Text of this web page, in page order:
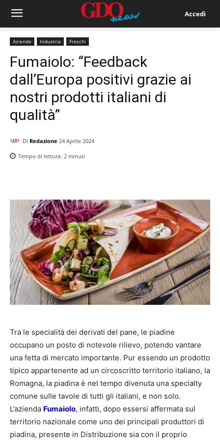
Accedi
Aziende Industria Freschi
Fumaiolo: “Feedback
dall’Europa positivi grazie ai
nostri prodotti italiani di
qualità”
Di Redazione 24 Aprile 2024
Tempo di lettura: 2 minuti
Tra le specialità dei derivati del pane, le piadine
occupano un posto di notevole rilievo, potendo vantare
una fetta di mercato importante. Pur essendo un prodotto
tipico appartenente ad un circoscritto territorio italiano, la
Romagna, la piadina è nel tempo divenuta una specialty
comune sulle tavole di tutti gli italiani, e non solo.
L’azienda Fumaiolo, infatti, dopo essersi affermata sul
territorio nazionale come uno dei principali produttori di
piadina, presente in Distribuzione sia con il proprio